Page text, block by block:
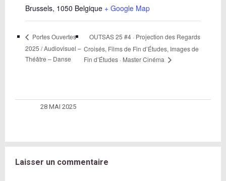
Brussels, 1050 Belgique + Google Map
Portes Ouvertes
2025 / Audiovisuel –
Théâtre – Danse
OUTSAS 25 #4 · Projection des Regards
Croisés, Films de Fin d’Études, Images de
Fin d’Études · Master Cinéma
28 MAI 2025
Laisser un commentaire